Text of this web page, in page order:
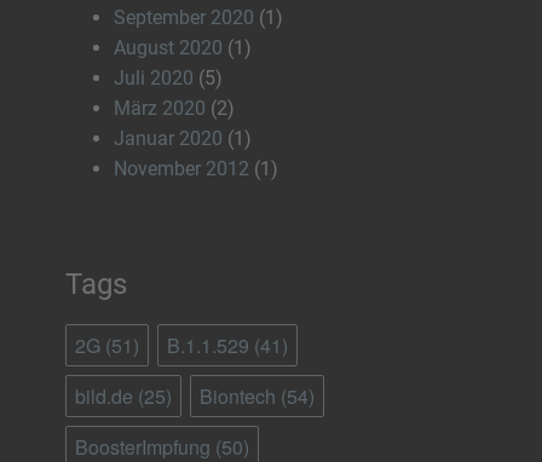
September 2020 (1)
August 2020 (1)
Juli 2020 (5)
März 2020 (2)
Januar 2020 (1)
November 2012 (1)
Tags
2G (51) B.1.1.529 (41)
bild.de (25) Biontech (54)
BoosterImpfung (50)